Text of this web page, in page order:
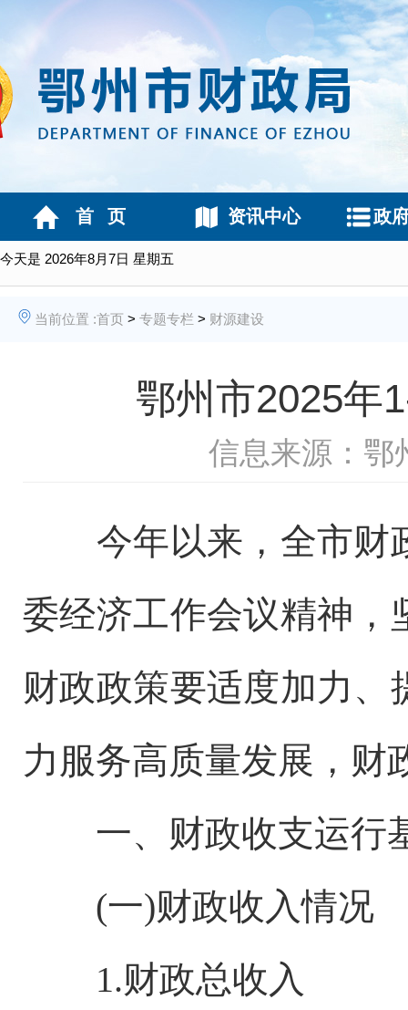
今天是 2026年8月7日 星期五
首 页 资讯中心 政
当前位置 :首页 > 专题专栏 > 财源建设
鄂州市2025年
信息来源：鄂
今年以来，全市财
委经济工作会议精神，
财政政策要适度加力
力服务高质量发展，财
一、财政收支运行
(一)财政收入情况
1.财政总收入